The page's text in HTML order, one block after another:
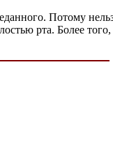
Потому
рта. Более